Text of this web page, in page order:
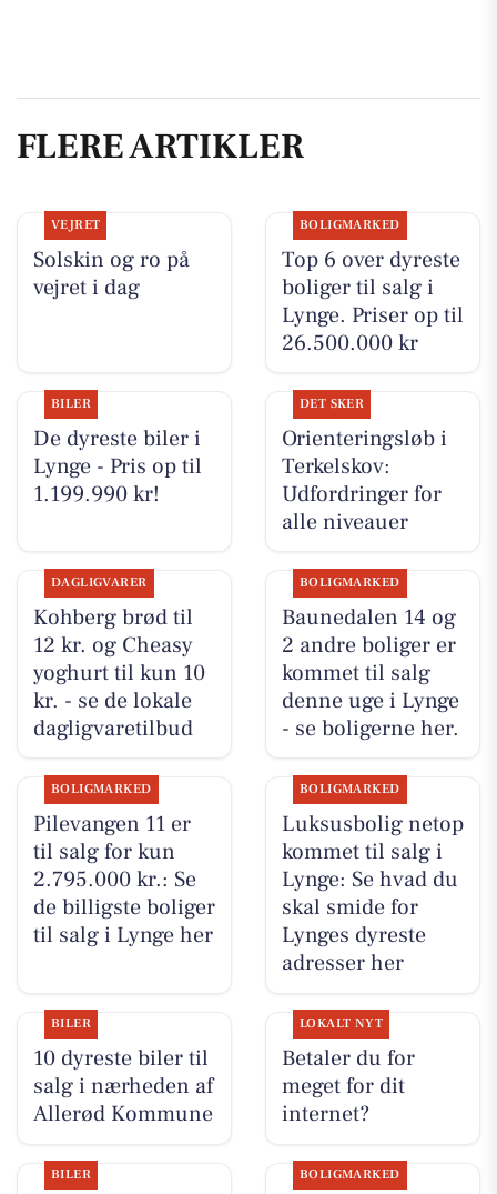
FLERE ARTIKLER
VEJRET
Solskin og ro på
vejret i dag
BOLIGMARKED
Top 6 over dyreste
boliger til salg i
Lynge. Priser op til
26.500.000 kr
BILER
De dyreste biler i
Lynge - Pris op til
1.199.990 kr!
DET SKER
Orienteringsløb i
Terkelskov:
Udfordringer for
alle niveauer
DAGLIGVARER
Kohberg brød til
12 kr. og Cheasy
yoghurt til kun 10
kr. - se de lokale
dagligvaretilbud
BOLIGMARKED
Baunedalen 14 og
2 andre boliger er
kommet til salg
denne uge i Lynge
- se boligerne her.
BOLIGMARKED
Pilevangen 11 er
til salg for kun
2.795.000 kr.: Se
de billigste boliger
til salg i Lynge her
BOLIGMARKED
Luksusbolig netop
kommet til salg i
Lynge: Se hvad du
skal smide for
Lynges dyreste
adresser her
BILER
10 dyreste biler til
salg i nærheden af
Allerød Kommune
LOKALT NYT
Betaler du for
meget for dit
internet?
BILER BOLIGMARKED